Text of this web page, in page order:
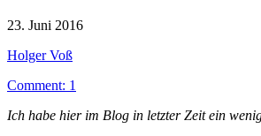
Published
23. Juni 2016
Author
Holger Voß
Comment: 1
Ich habe hier im Blog in letzter Zeit ein